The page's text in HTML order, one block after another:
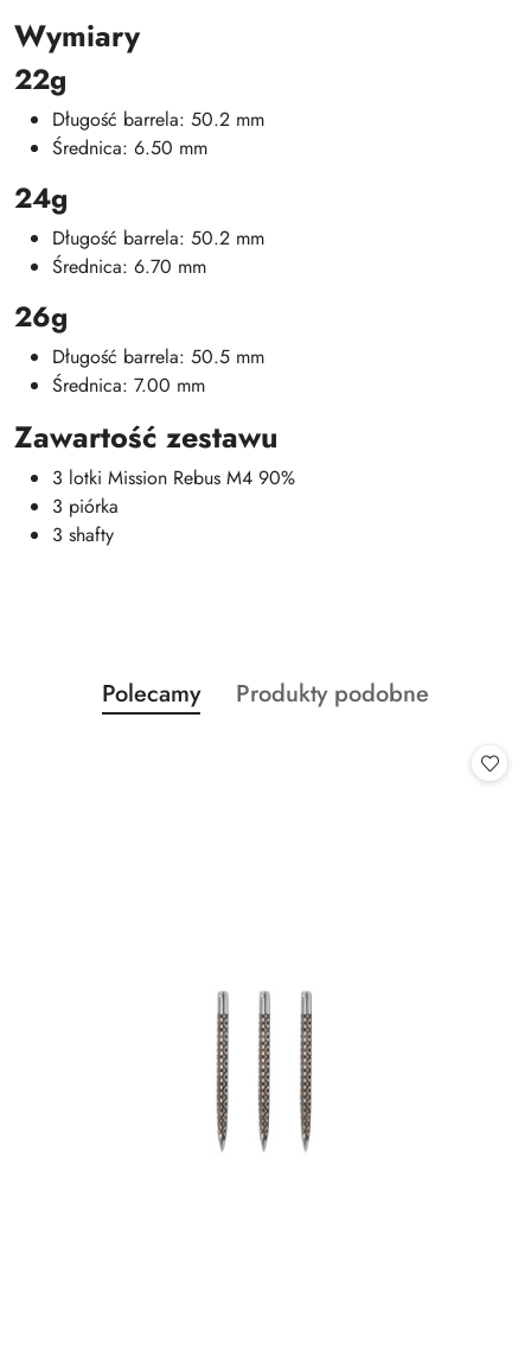
Wymiary
22g
Długość barrela: 50.2 mm
Średnica: 6.50 mm
24g
Długość barrela: 50.2 mm
Średnica: 6.70 mm
26g
Długość barrela: 50.5 mm
Średnica: 7.00 mm
Zawartość zestawu
3 lotki Mission Rebus M4 90%
3 piórka
3 shafty
Pomiń karuzelę produktów
Produkty
o
Polecamy
Produkty
Produkty podobne